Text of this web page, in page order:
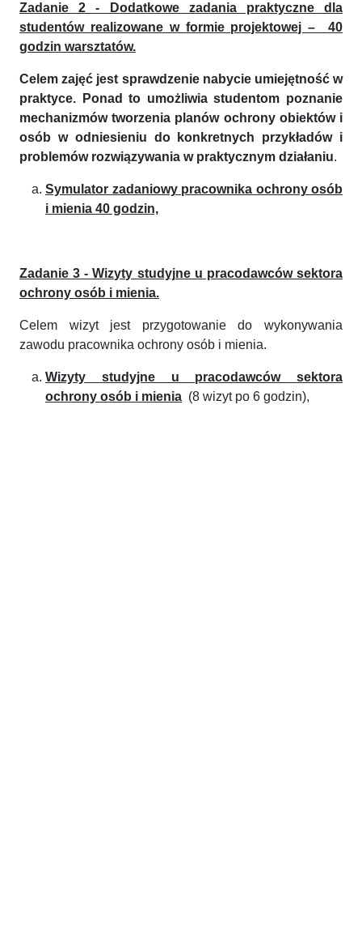
Zadanie 2 - Dodatkowe zadania praktyczne dla
studentów realizowane w formie projektowej – 40
godzin warsztatów.
Celem zajęć jest sprawdzenie nabycie umiejętność w
praktyce. Ponad to umożliwia studentom poznanie
mechanizmów tworzenia planów ochrony obiektów i
osób w odniesieniu do konkretnych przykładów i
problemów rozwiązywania w praktycznym działaniu.
Symulator zadaniowy pracownika ochrony osób
i mienia 40 godzin,
Zadanie 3 - Wizyty studyjne u pracodawców sektora
ochrony osób i mienia.
Celem wizyt jest przygotowanie do wykonywania
zawodu pracownika ochrony osób i mienia.
Wizyty studyjne u pracodawców sektora
ochrony osób i mienia (8 wizyt po 6 godzin),